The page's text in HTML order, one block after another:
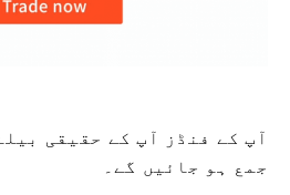
آپ کے فنڈز آپ کے حقیقی
جمع ہو جائیں گے۔